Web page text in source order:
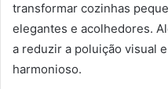
transformar cozinhas
elegantes e acolhedores.
a reduzir a poluição visual
harmonioso.